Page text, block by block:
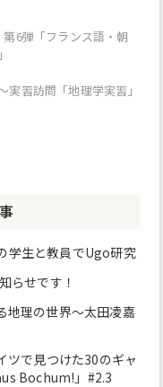
6弾「フランス語・朝
実習訪問「地理学実習」
学生と教員でUgo研究
らせです！
地理の世界～太田凌嘉
ツで見つけた30のギャ
Bochum!」#2.3